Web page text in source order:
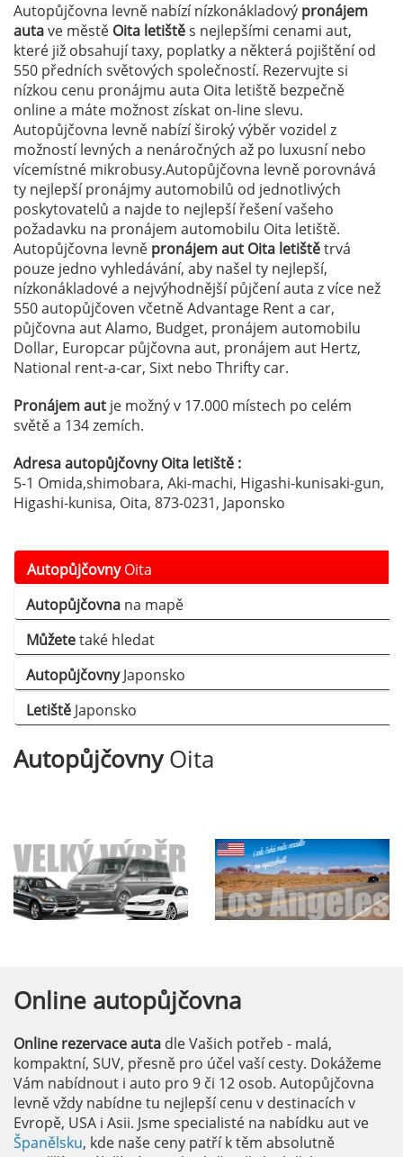
Autopůjčovna levně nabízí nízkonákladový pronájem
autave městě Oita letištěs nejlepšími cenami aut,
které již obsahují taxy, poplatky a některá pojištění od
550 předních světových společností. Rezervujte si
nízkou cenu pronájmu auta Oita letiště bezpečně
online a máte možnost získat on-line slevu.
Autopůjčovna levně nabízí široký výběr vozidel z
možností levných a nenáročných až po luxusní nebo
vícemístné mikrobusy.Autopůjčovna levně porovnává
ty nejlepší pronájmy automobilů od jednotlivých
poskytovatelů a najde to nejlepší řešení vašeho
požadavku na pronájem automobilu Oita letiště.
Autopůjčovna levně pronájem aut Oita letištětrvá
pouze jedno vyhledávání, aby našel ty nejlepší,
nízkonákladové a nejvýhodnější půjčení auta z více než
550 autopůjčoven včetně Advantage Rent a car,
půjčovna aut Alamo, Budget, pronájem automobilu
Dollar, Europcar půjčovna aut, pronájem aut Hertz,
National rent-a-car, Sixt nebo Thrifty car.
Pronájem aut je možný v 17.000 místech po celém
světě a 134 zemích.
Adresa autopůjčovny Oita letiště :
5-1 Omida,shimobara, Aki-machi, Higashi-kunisaki-gun,
Higashi-kunisa, Oita, 873-0231, Japonsko
AutopůjčovnyOita
Autopůjčovna na mapě
Můžetetaké hledat
AutopůjčovnyJaponsko
Letiště Japonsko
AutopůjčovnyOita
Online autopůjčovna
Online rezervace auta dle Vašich potřeb - malá,
kompaktní, SUV, přesně pro účel vaší cesty. Dokážeme
Vám nabídnout i auto pro 9 či 12 osob. Autopůjčovna
levně vždy nabídne tu nejlepší cenu v destinacích v
Evropě, USA i Asii. Jsme specialisté na nabídku aut ve
Španělsku, kde naše ceny patří k těm absolutně